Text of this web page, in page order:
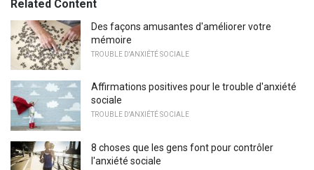
Related Content
Des façons amusantes d'améliorer votre
mémoire
TROUBLE D'ANXIÉTÉ SOCIALE
Affirmations positives pour le trouble d'anxiété
sociale
TROUBLE D'ANXIÉTÉ SOCIALE
8 choses que les gens font pour contrôler
l'anxiété sociale